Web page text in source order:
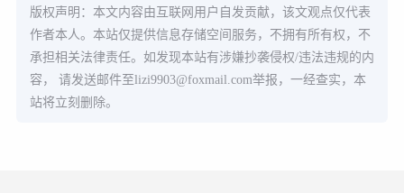
版权声明：本文内容由互联网用户自发贡献，该文观点仅代表
作者本人。本站仅提供信息存储空间服务，不拥有所有权，不
承担相关法律责任。如发现本站有涉嫌抄袭侵权/违法违规的内
容， 请发送邮件至lizi9903@foxmail.com举报，一经查实，本
站将立刻删除。